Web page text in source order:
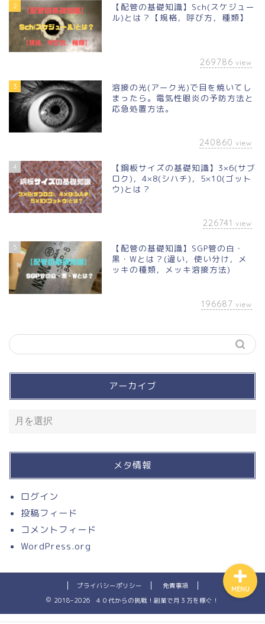
2
【配管の基礎知識】Sch(スケジュー
ル)とは？【規格，呼び方，種類】
269786 view
3
溶接の光(アーク光)で目を焼いてし
まったら。電気性眼炎の予防方法と
応急処置方法。
240860 view
4
【鋼板サイズの基礎知識】3×6(サブ
ロク)，4×8(シハチ)，5×10(ゴット
ウ)とは？
226741 view
5
【配管の基礎知識】SGP管の白・
黒・Wとは？(違い，使い分け，メ
ッキの種類，メッキ溶接方法)
196687 view
アーカイブ
メタ情報
ログイン
投稿フィード
コメントフィード
WordPress.org
プライバシーポリシー
免責事項
2018–2026 ４０代からの挑戦！副業で月３万を稼ぐ！
MENU
ス